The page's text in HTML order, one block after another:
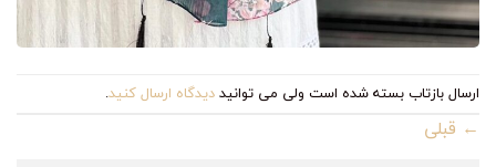
ارسال بازتاب بسته شده است ولی می توانیددیدگاه ارسال کنید.
← قبلی